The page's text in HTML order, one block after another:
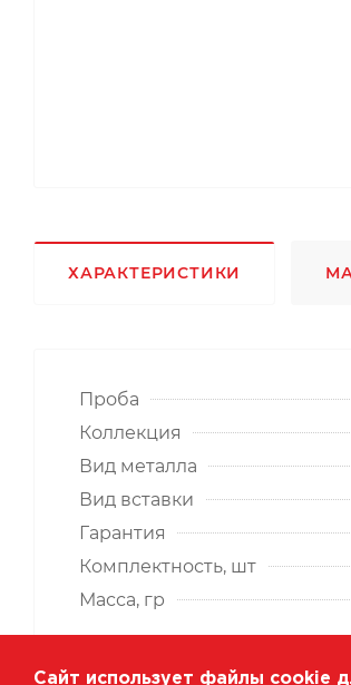
ХАРАКТЕРИСТИКИ
Проба
Коллекция
Вид металла
Вид вставки
Гарантия
Комплектность, шт
Масса, гр
Сайт использует файлы cookie